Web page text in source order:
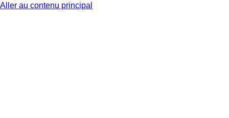
Aller au contenu principal